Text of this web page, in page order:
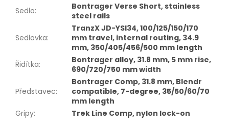
Sedlo:
Bontrager Verse Short, stainless
steel rails
Sedlovka:
TranzX JD-YSI34, 100/125/150/170
mm travel, internal routing, 34.9
mm, 350/405/456/500 mm length
Řidítka:
Bontrager alloy, 31.8 mm, 5 mm rise,
690/720/750 mm width
Představec:
Bontrager Comp, 31.8 mm, Blendr
compatible, 7-degree, 35/50/60/70
mm length
Gripy: Trek Line Comp, nylon lock-on